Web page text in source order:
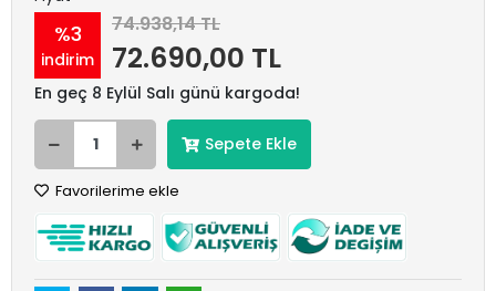
%3
indirim
74.938,14 TL
72.690,00 TL
En geç 8 Eylül Salı günü kargoda!
Sepete Ekle
Favorilerime ekle